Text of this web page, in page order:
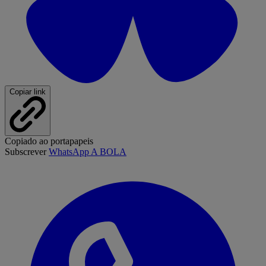
Copiar link
Copiado ao portapapeis
SubscreverWhatsApp A BOLA